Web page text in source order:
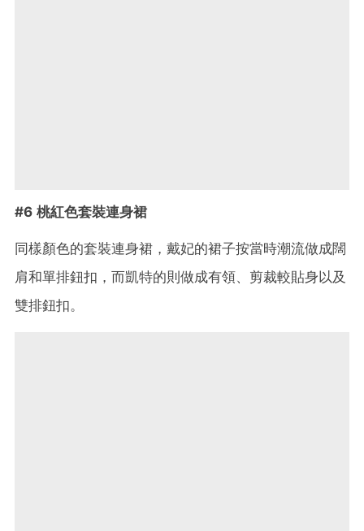
#6 桃紅色套裝連身裙
同樣顏色的套裝連身裙，戴妃的裙子按當時潮流做成闊
肩和單排鈕扣，而凱特的則做成有領、剪裁較貼身以及
雙排鈕扣。